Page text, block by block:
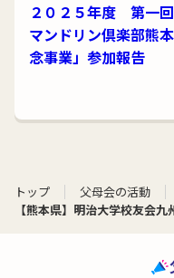
２０２５年度 第一
マンドリン倶楽部熊
念事業」参加報告
トップ 父母会の活動
【熊本県】明治大学校友会